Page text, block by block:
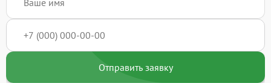
Отправить заявку